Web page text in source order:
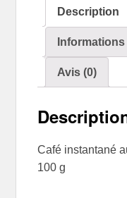
Description
Avis (0)
Café instantané
100 g